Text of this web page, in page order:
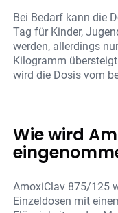
Bei Bedarf kann die
Tag für Kinder,
werden, allerdings
Kilogramm
wird die Dosis vom
Wie wird
AmoxiClav 875/125
Einzeldosen mit